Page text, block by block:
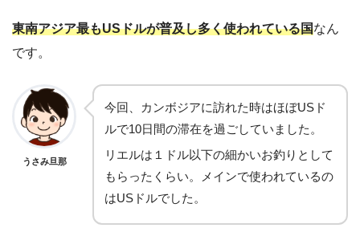
東南アジア最もUSドルが普及し多く使われている国なん
です。
うさみ旦那
今回、カンボジアに訪れた時はほぼUSド
ルで10日間の滞在を過ごしていました。
リエルは１ドル以下の細かいお釣りとして
もらったくらい。メインで使われているの
はUSドルでした。